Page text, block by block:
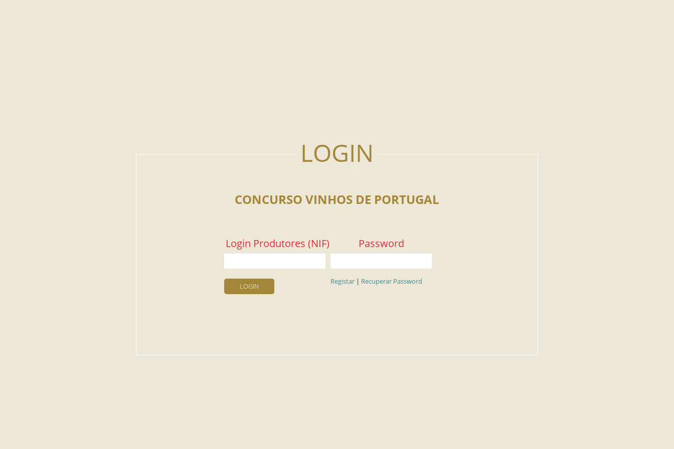
CONCURSO VINHOS DE PORTUGAL
Login Produtores (NIF) Password
LOGIN
Registar | Recuperar Password